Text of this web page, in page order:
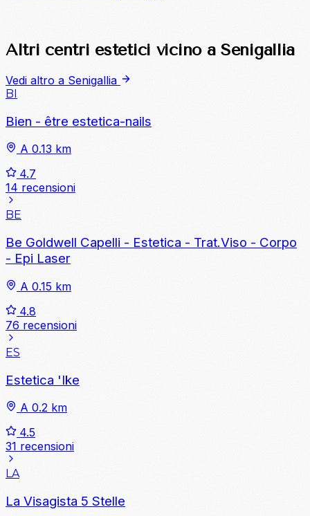
Altri centri estetici vicino a Senigallia
Vedi altro a Senigallia
BI
Bien - être estetica-nails
A 0.13 km
4.7
14 recensioni
BE
Be Goldwell Capelli - Estetica - Trat.Viso - Corpo
- Epi Laser
A 0.15 km
4.8
76 recensioni
ES
Estetica 'Ike
A 0.2 km
4.5
31 recensioni
LA
La Visagista 5 Stelle